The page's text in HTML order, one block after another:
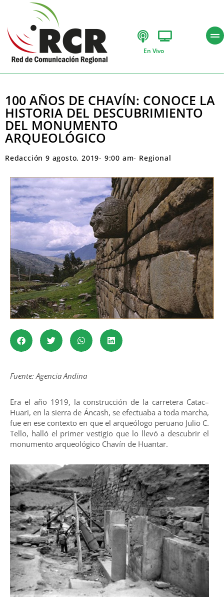
En Vivo
100 AÑOS DE CHAVÍN: CONOCE LA
HISTORIA DEL DESCUBRIMIENTO
DEL MONUMENTO
ARQUEOLÓGICO
Redacción 9 agosto, 2019- 9:00 am- Regional
Fuente: Agencia Andina
Era el año 1919, la construcción de la carretera Catac–
Huari, en la sierra de Áncash, se efectuaba a toda marcha,
fue en ese contexto en que el arqueólogo peruano Julio C.
Tello, halló el primer vestigio que lo llevó a descubrir el
monumento arqueológico Chavín de Huantar.